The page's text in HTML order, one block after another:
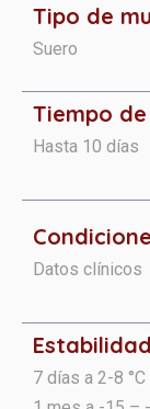
Tipo de
Suero
Tiempo
Hasta 10 días
Datos clínicos
7 días a 2-8 °C